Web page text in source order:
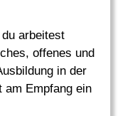
arbeitest
offenes und
in der
am Empfang ein